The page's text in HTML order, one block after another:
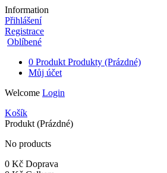
Information
Přihlášení
Registrace
Oblíbené
0 Produkt Produkty (Prázdné)
Můj účet
Welcome Login
Košík
Produkt (Prázdné)
No products
0 Kč Doprava